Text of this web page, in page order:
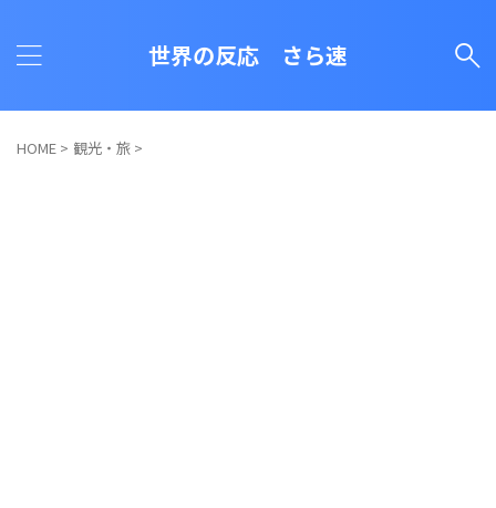
世界の反応 さら速
HOME > 観光・旅 >